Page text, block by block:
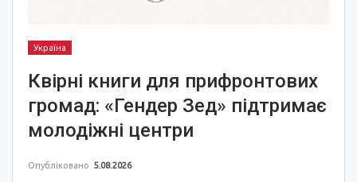
Україна
Квірні книги для прифронтових
громад: «Гендер Зед» підтримає
молодіжні центри
Опубліковано 5.08.2026